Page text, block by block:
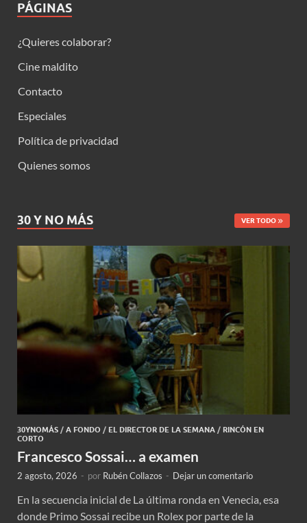
PÁGINAS
¿Quieres colaborar?
Cine maldito
Contacto
Especiales
Política de privacidad
Quienes somos
30 Y NO MÁS VER TODO
30YNOMÁS / A FONDO / EL DIRECTOR DE LA SEMANA / RINCÓN EN
CORTO
Francesco Sossai… a examen
2 agosto, 2026 - por Rubén Collazos - Dejar un comentario
En la secuencia inicial de La última ronda en Venecia, esa
donde Primo Sossai recibe un Rolex por parte de la